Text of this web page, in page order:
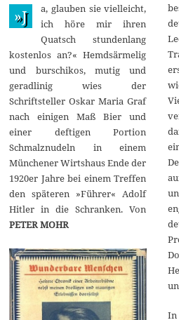
»J
a, glauben sie vielleicht,
ich höre mir ihren
Quatsch stundenlang
kostenlos an?« Hemdsärmelig
und burschikos, mutig und
geradlinig wies der
Schriftsteller Oskar Maria Graf
nach einigen Maß Bier und
einer deftigen Portion
Schmalznudeln in einem
Münchener Wirtshaus Ende der
1920er Jahre bei einem Treffen
den späteren »Führer« Adolf
Hitler in die Schranken. Von
PETER MOHR